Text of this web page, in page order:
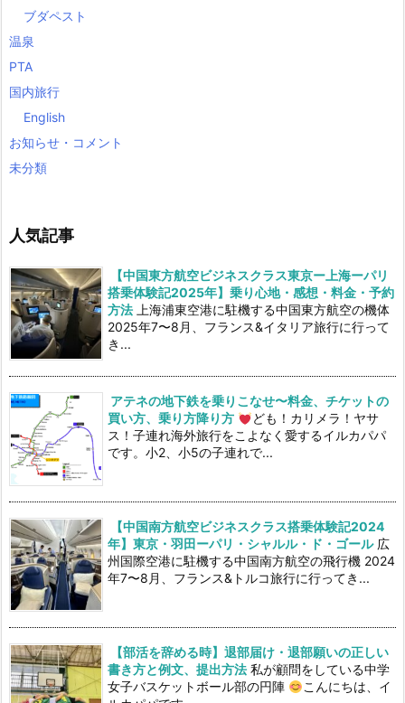
ブダペスト
温泉
PTA
国内旅行
English
お知らせ・コメント
未分類
人気記事
【中国東方航空ビジネスクラス東京ー上海ーパリ
搭乗体験記2025年】乗り心地・感想・料金・予約
方法 上海浦東空港に駐機する中国東方航空の機体
2025年7〜8月、フランス&イタリア旅行に行って
き...
アテネの地下鉄を乗りこなせ〜料金、チケットの
買い方、乗り方降り方
ども！カリメラ！ヤサ
ス！子連れ海外旅行をこよなく愛するイルカパパ
です。小2、小5の子連れで...
【中国南方航空ビジネスクラス搭乗体験記2024
年】東京・羽田ーパリ・シャルル・ド・ゴール 広
州国際空港に駐機する中国南方航空の飛行機 2024
年7〜8月、フランス&トルコ旅行に行ってき...
【部活を辞める時】退部届け・退部願いの正しい
書き方と例文、提出方法 私が顧問をしている中学
女子バスケットボール部の円陣
こんにちは、イ